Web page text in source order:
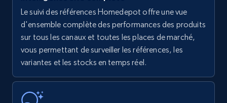
Amazon products - find products by using
upc numbers
Title, Seller name, Brand, Description, Initial
price, Currency, Availability, Reviews count, and
35.3K+
Le suivi des références Homedepot offre une vue
d'ensemble complète des performances des produits
sur tous les canaux et toutes les places de marché,
vous permettant de surveiller les références, les
variantes et les stocks en temps réel.